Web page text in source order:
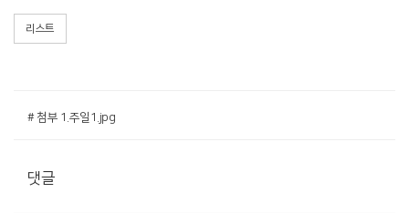
리스트
# 첨부 1.주일1.jpg
댓글